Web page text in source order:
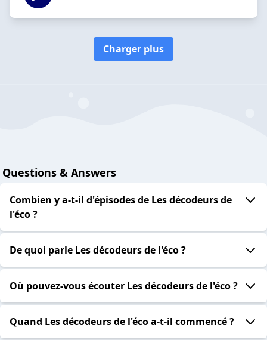
Charger plus
Questions & Answers
Combien y a-t-il d'épisodes de Les décodeurs de
l'éco ?
De quoi parle Les décodeurs de l'éco ?
Où pouvez-vous écouter Les décodeurs de l'éco ?
Quand Les décodeurs de l'éco a-t-il commencé ?